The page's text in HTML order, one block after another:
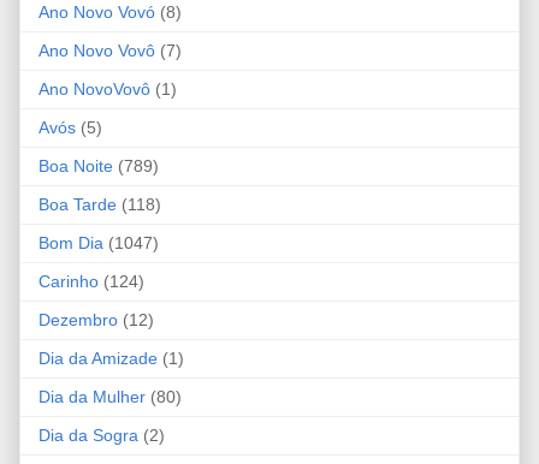
Ano Novo Vovó (8)
Ano Novo Vovô (7)
Ano NovoVovô (1)
Avós (5)
Boa Noite (789)
Boa Tarde (118)
Bom Dia (1047)
Carinho (124)
Dezembro (12)
Dia da Amizade (1)
Dia da Mulher (80)
Dia da Sogra (2)